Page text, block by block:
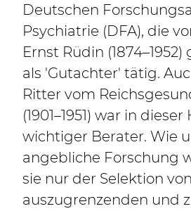
Deutschen
Psychiatrie (DFA), die
Ernst Rüdin
als 'Gutachter' tätig.
Ritter vom
(1901–1951) war in
wichtiger Berater. Wie
angebliche Forschung
sie nur der Selektion von
auszugrenzenden und